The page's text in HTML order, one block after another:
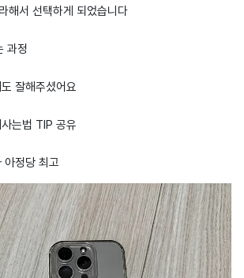
해서 선택하게 되었습니다
과정
잘해주셨어요
는법 TIP 공유
아정당 최고